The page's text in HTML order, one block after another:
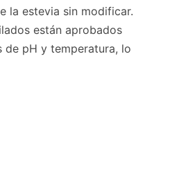
la estevia sin modificar.
están aprobados
de pH y temperatura, lo